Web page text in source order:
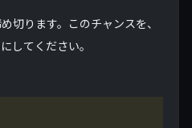
切ります。このチャンスを、
してください。